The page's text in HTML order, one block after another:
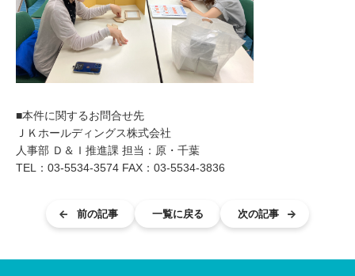
■本件に関するお問合せ先
ＪＫホールディングス株式会社
人事部 Ｄ＆Ｉ推進課 担当：原・千葉
TEL：03-5534-3574 FAX：03-5534-3836
前の記事 一覧に戻る 次の記事